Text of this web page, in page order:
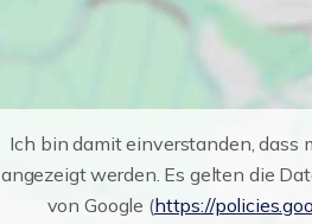
Ich bin damit einverstanden, dass
angezeigt werden. Es gelten die
von Google (https://